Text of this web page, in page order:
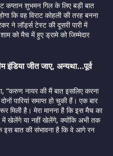
शुभमन गिल के लिए बड़ी बात
कि वह विराट कोहली की तरह बनना
ने लॉर्ड्स टेस्ट की दूसरी पारी में
को मैच में हुए ड्रामे को जिम्मेदार
जीत जाए, अन्यथा…पूर्व
नायर की मैं बात इसलिए करना
पारियां समाप्त हो चुकी हैं। एक बार
मिली है। मेरा मानना है कि इस मैच का
खेलेंगे या नहीं खेलेंगे, क्योंकि अभी तक
इस बात की संभावना है कि वे आगे रन